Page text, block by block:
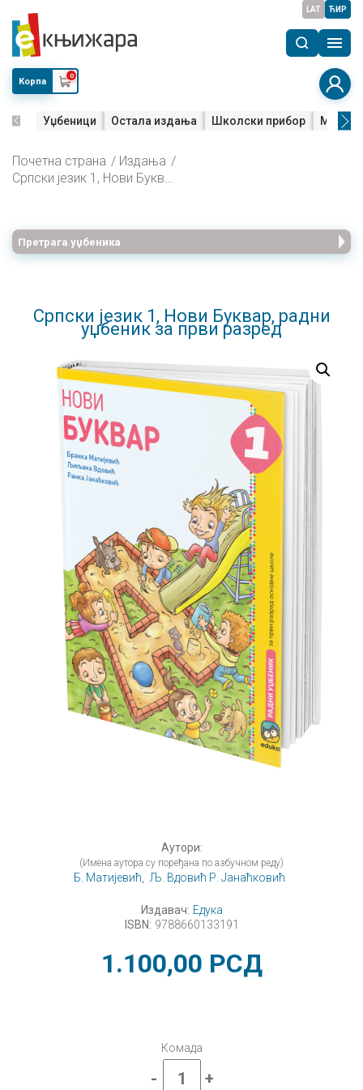
LAT ЋИР
Корпа
0
Уџбеници Остала издања Школски прибор Мала
Почетна страна
Издања
Српски језик 1, Нови Буквар, радни уџбеник за први разред
Претрага уџбеника
Српски језик 1, Нови Буквар, радни
уџбеник за први разред
Аутори:
(Имена аутора су поређана по азбучном реду)
Б. Матијевић, Љ. Вдовић Р. Јанаћковић
Издавач: Едука
ISBN: 9788660133191
1.100,00 РСД
Комада
-
Српски
+